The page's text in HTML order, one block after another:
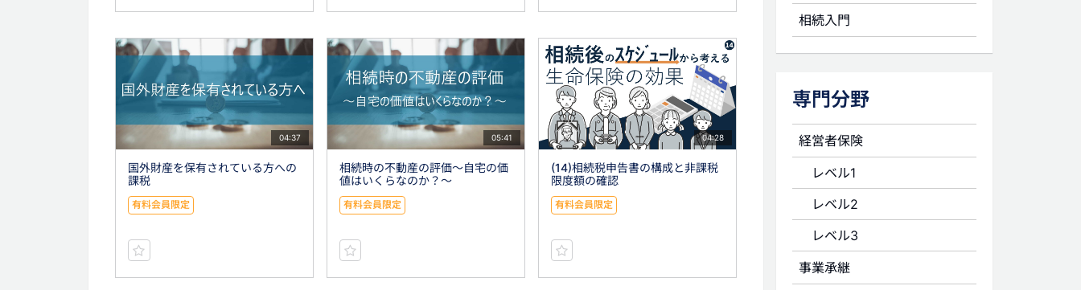
04:37
国外財産を保有されている方への
課税
有料会員限定
05:41
相続時の不動産の評価～自宅の価
値はいくらなのか？～
有料会員限定
04:28
(14)相続税申告書の構成と非課税
限度額の確認
有料会員限定
相続入門
専門分野
経営者保険
レベル1
レベル2
レベル3
事業承継